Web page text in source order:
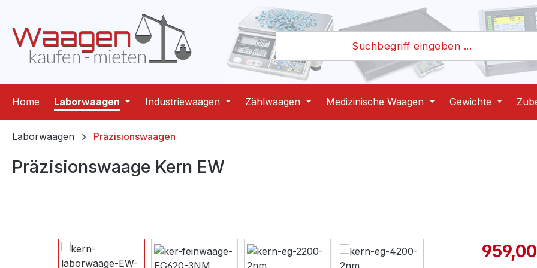
Zur Hauptnavigation springen
Home Laborwaagen Industriewaagen Zählwaagen Medizinische Waagen Gewichte
Laborwaagen Präzisionswaagen
Präzisionswaage Kern EW
Bildergalerie überspringen